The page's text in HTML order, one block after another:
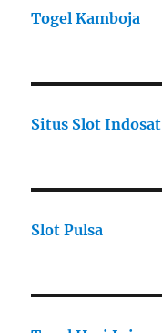
Togel Kamboja
Situs Slot Indosat
Slot Pulsa